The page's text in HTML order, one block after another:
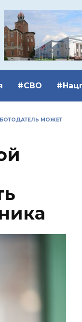
#СВО
МОЖЕТ